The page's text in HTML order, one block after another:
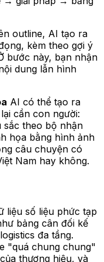
outline, AI tạo ra
kèm theo gợi ý
bước này, bạn nhận
dung lẫn hình
AI có thể tạo ra
cần con người:
sắc theo bộ nhận
họa bằng hình ảnh
câu chuyện có
Nam hay không.
liệu số liệu phức tạp
bảng cân đối kế
đa tầng.
"quá chung chung"
thương hiệu, và